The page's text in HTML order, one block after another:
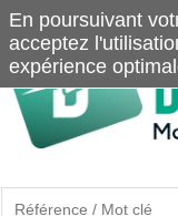
En poursuivant
acceptez
expérience